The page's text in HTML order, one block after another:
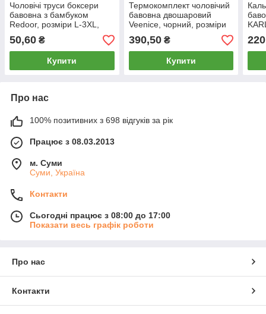
Чоловічі труси боксери
бавовна з бамбуком
Redoor, розміри L-3XL,
9015
50,60 ₴
Купити
Термокомплект чоловічий
бавовна двошаровий
Veenice, чорний, розміри
L-3XL, 0107
390,50₴
Купити
Про нас
100% позитивних з 698 відгуків за рік
Працює з 08.03.2013
м. Суми
Суми, Україна
Контакти
Сьогодні працює з 08:00 до 17:00
Показати весь графік роботи
Про нас
Контакти